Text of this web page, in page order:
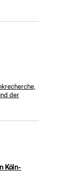
der
Köln-